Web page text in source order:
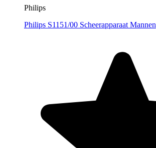
Philips
Philips S1151/00 Scheerapparaat Mannen